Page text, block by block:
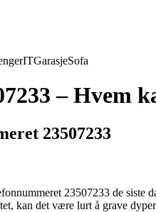
ITGarasjeSofa
– Hvem
23507233
23507233 de siste
kan det være lurt å grave